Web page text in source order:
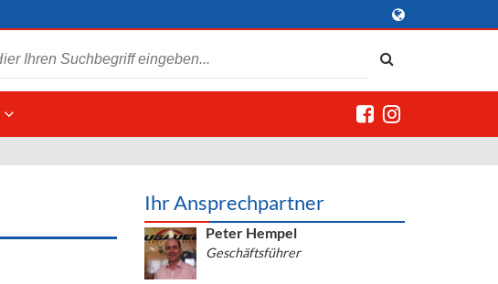
Ihr Ansprechpartner
Peter Hempel
Geschäftsführer